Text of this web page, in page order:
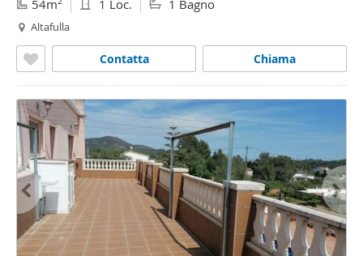
54m 1 Loc. 1 Bagno
Altafulla
Chiama
Contatta